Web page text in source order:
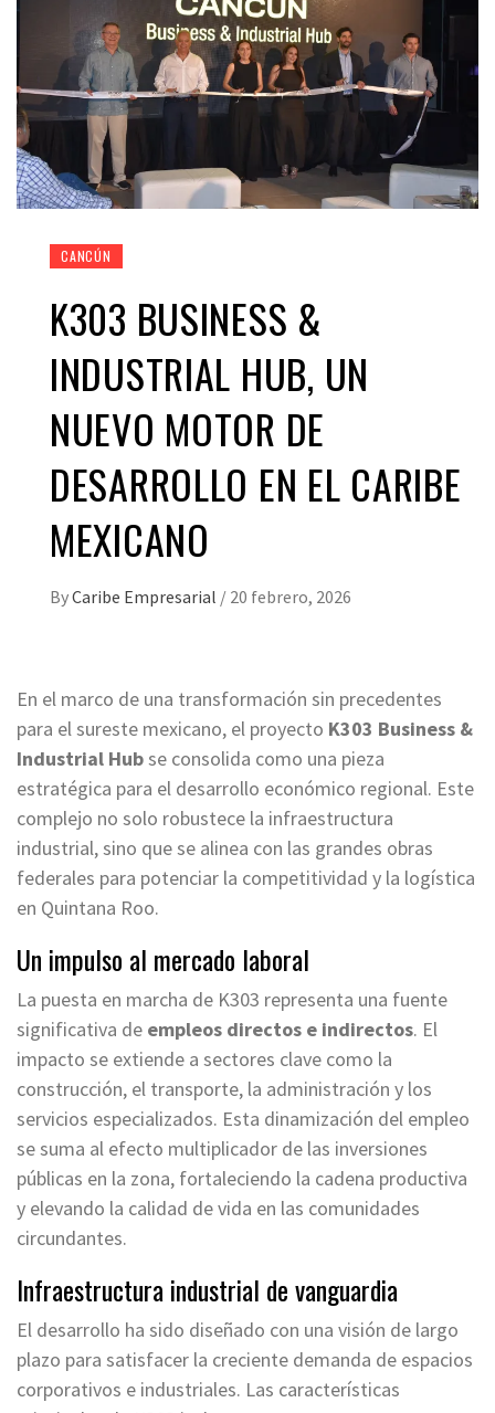
CANCÚN
K303 BUSINESS &
INDUSTRIAL HUB, UN
NUEVO MOTOR DE
DESARROLLO EN EL CARIBE
MEXICANO
ByCaribe Empresarial / 20 febrero, 2026
En el marco de una transformación sin precedentes
para el sureste mexicano, el proyecto K303 Business &
Industrial Hubse consolida como una pieza
estratégica para el desarrollo económico regional. Este
complejo no solo robustece la infraestructura
industrial, sino que se alinea con las grandes obras
federales para potenciar la competitividad y la logística
en Quintana Roo.
Un impulso al mercado laboral
La puesta en marcha de K303 representa una fuente
significativa de empleos directos e indirectos. El
impacto se extiende a sectores clave como la
construcción, el transporte, la administración y los
servicios especializados. Esta dinamización del empleo
se suma al efecto multiplicador de las inversiones
públicas en la zona, fortaleciendo la cadena productiva
y elevando la calidad de vida en las comunidades
circundantes.
Infraestructura industrial de vanguardia
El desarrollo ha sido diseñado con una visión de largo
plazo para satisfacer la creciente demanda de espacios
corporativos e industriales. Las características